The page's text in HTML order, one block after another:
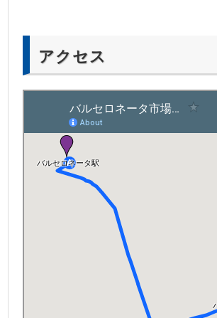
アクセス